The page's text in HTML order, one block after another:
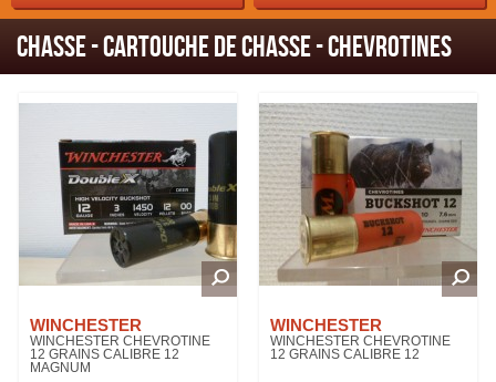
CHASSE - Cartouche de Chasse - Chevrotines
WINCHESTER
WINCHESTER CHEVROTINE
12 GRAINS CALIBRE 12
MAGNUM
WINCHESTER
WINCHESTER CHEVROTINE
12 GRAINS CALIBRE 12